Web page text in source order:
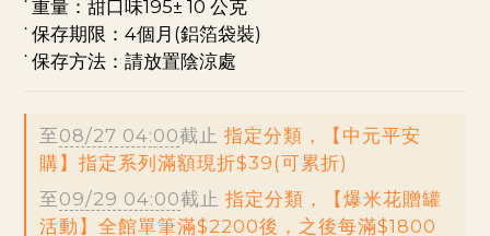
˙ 重量：甜口味195± 10 公克
˙ 保存期限：4個月(鋁箔袋裝)
˙ 保存方法：請放置陰涼處
至08/27 04:00截止 指定分類，【中元平安
購】指定系列滿額現折$39(可累折)
至09/29 04:00截止 指定分類，【爆米花贈罐
活動】全館單筆滿$2200後，之後每滿$1800